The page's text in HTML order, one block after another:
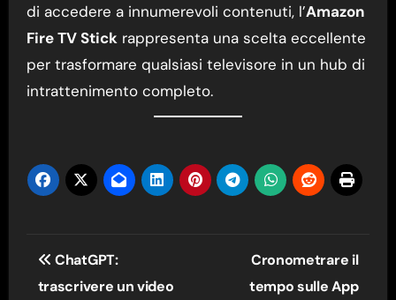
di accedere a innumerevoli contenuti, l’Amazon
Fire TV Stickrappresenta una scelta eccellente
per trasformare qualsiasi televisore in un hub di
intrattenimento completo.
Navigazione
articoli
ChatGPT:
trascrivere un video
Cronometrare il
tempo sulle App